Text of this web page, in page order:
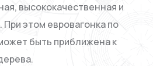
высококачественная и
При этом евровагонка по
быть приближена к